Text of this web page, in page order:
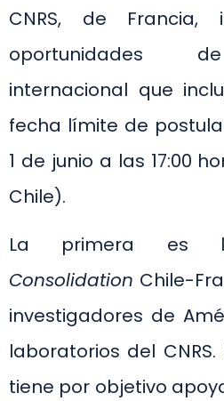
CNRS, de
oportunidades
internacional que
fecha límite de
1 de junio a las 17:00
Chile).
La primera es
Consolidation Chile-
investigadores de
laboratorios del
tiene por objetivo